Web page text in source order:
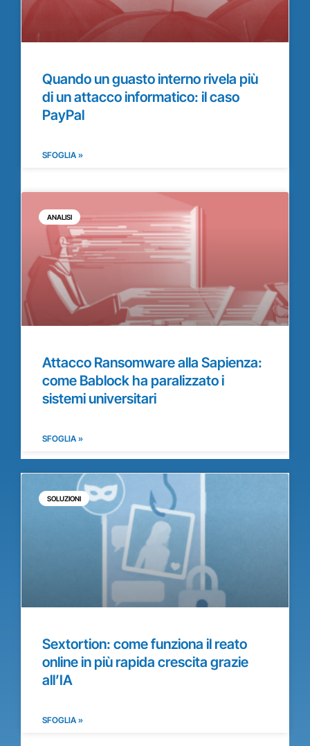
Quando un guasto interno rivela più
di un attacco informatico: il caso
PayPal
SFOGLIA »
ANALISI
Attacco Ransomware alla Sapienza:
come Bablock ha paralizzato i
sistemi universitari
SFOGLIA »
SOLUZIONI
Sextortion: come funziona il reato
online in più rapida crescita grazie
all’IA
SFOGLIA »